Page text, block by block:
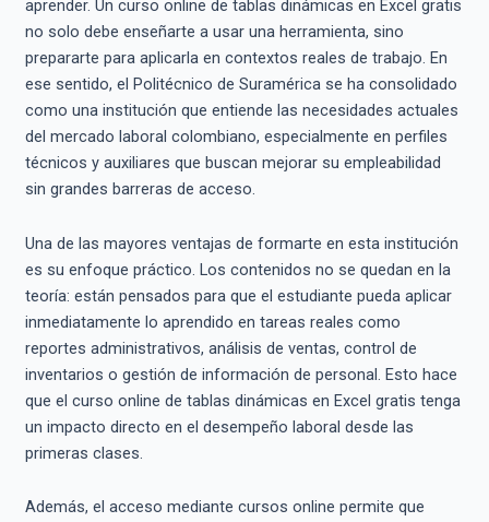
aprender. Un curso online de tablas dinámicas en Excel gratis
no solo debe enseñarte a usar una herramienta, sino
prepararte para aplicarla en contextos reales de trabajo. En
ese sentido, el Politécnico de Suramérica se ha consolidado
como una institución que entiende las necesidades actuales
del mercado laboral colombiano, especialmente en perfiles
técnicos y auxiliares que buscan mejorar su empleabilidad
sin grandes barreras de acceso.
Una de las mayores ventajas de formarte en esta institución
es su enfoque práctico. Los contenidos no se quedan en la
teoría: están pensados para que el estudiante pueda aplicar
inmediatamente lo aprendido en tareas reales como
reportes administrativos, análisis de ventas, control de
inventarios o gestión de información de personal. Esto hace
que el curso online de tablas dinámicas en Excel gratis tenga
un impacto directo en el desempeño laboral desde las
primeras clases.
Además, el acceso mediante cursos online permite que